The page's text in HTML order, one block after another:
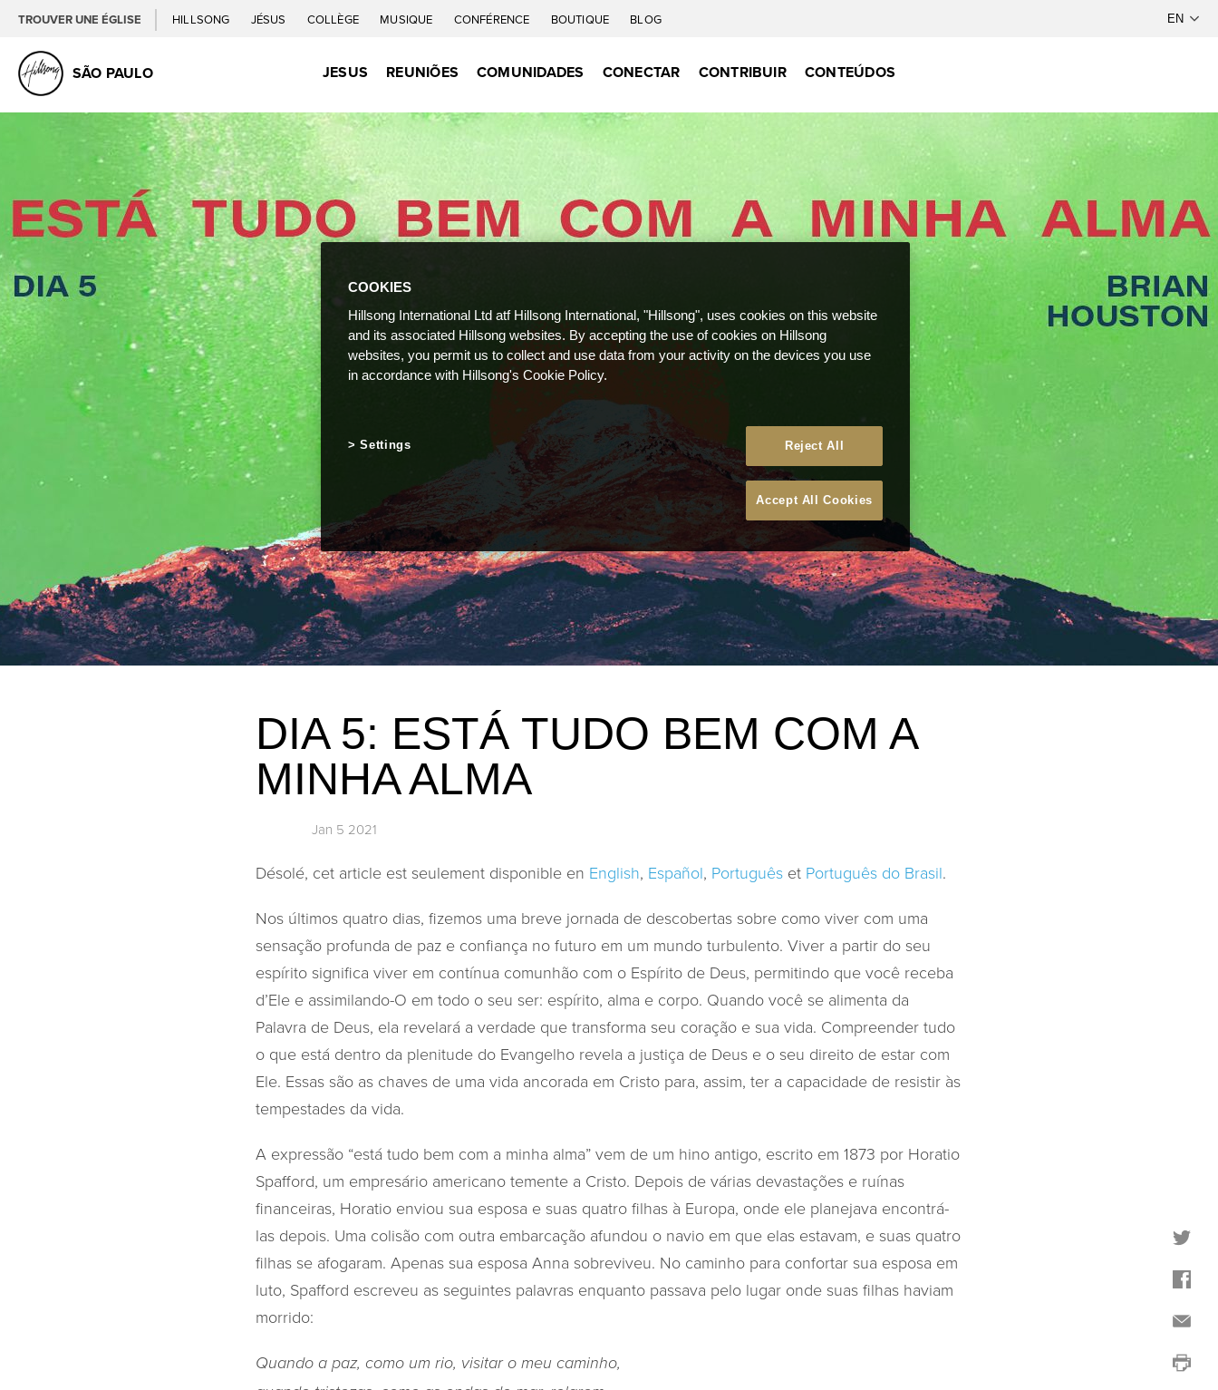
TROUVER UNE ÉGLISE HILLSONG JÉSUS COLLÈGE MUSIQUE CONFÉRENCE BOUTIQUE BLOG
SÃO PAULO JESUS REUNIÕES COMUNIDADES CONECTAR CONTRIBUIR CONTEÚDOS
DIA 5: ESTÁ TUDO BEM COM A
MINHA ALMA
Jan 5 2021
Désolé, cet article est seulement disponible en English, Español, Português et Português do Brasil.
Nos últimos quatro dias, fizemos uma breve jornada de descobertas sobre como viver com uma
sensação profunda de paz e confiança no futuro em um mundo turbulento. Viver a partir do seu
espírito significa viver em contínua comunhão com o Espírito de Deus, permitindo que você receba
d’Ele e assimilando-O em todo o seu ser: espírito, alma e corpo. Quando você se alimenta da
Palavra de Deus, ela revelará a verdade que transforma seu coração e sua vida. Compreender tudo
o que está dentro da plenitude do Evangelho revela a justiça de Deus e o seu direito de estar com
Ele. Essas são as chaves de uma vida ancorada em Cristo para, assim, ter a capacidade de resistir às
tempestades da vida.
A expressão “está tudo bem com a minha alma” vem de um hino antigo, escrito em 1873 por Horatio
Spafford, um empresário americano temente a Cristo. Depois de várias devastações e ruínas
financeiras, Horatio enviou sua esposa e suas quatro filhas à Europa, onde ele planejava encontrá-
las depois. Uma colisão com outra embarcação afundou o navio em que elas estavam, e suas quatro
filhas se afogaram. Apenas sua esposa Anna sobreviveu. No caminho para confortar sua esposa em
luto, Spafford escreveu as seguintes palavras enquanto passava pelo lugar onde suas filhas haviam
morrido:
Quando a paz, como um rio, visitar o meu caminho,
COOKIES
Hillsong International Ltd atf Hillsong International, "Hillsong", uses cookies on this website
and its associated Hillsong websites. By accepting the use of cookies on Hillsong
websites, you permit us to collect and use data from your activity on the devices you use
in accordance with Hillsong's Cookie Policy.
Reject All
Accept All Cookies
Settings